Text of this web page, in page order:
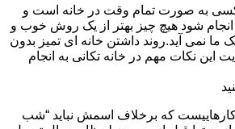
کسی به صورت تمام وقت در خانه است و
انجام شود هیچ چیز بهتر از یک روش خوب و
ما نمی آید.روند داشتن خانه ای تمیز بدون
این نکات مهم در خانه تکانی به انجام
که برخلاف اسمش نباید “شب